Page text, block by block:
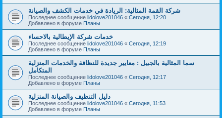
شركة القمة المثالية: الريادة في خدمات الكشف والصيانة
Последнее сообщение lidolove201046 « Сегодня, 12:20
Добавлено в форуме Планы
خدمات شركة الإيطالية بالاحساء
Последнее сообщение lidolove201046 « Сегодня, 12:19
Добавлено в форуме Планы
سما المثالية بالجبيل : معايير جديدة للنظافة والخدمات المنزلية
المتكامل
Последнее сообщение lidolove201046 « Сегодня, 12:17
Добавлено в форуме Планы
دليل التنظيف والصيانة المنزلية
Последнее сообщение lidolove201046 « Сегодня, 11:53
Добавлено в форуме Планы